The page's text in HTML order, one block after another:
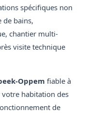
spécifiques non
de bains,
chantier multi-
visite technique
Oppem fiable à
votre habitation des
de